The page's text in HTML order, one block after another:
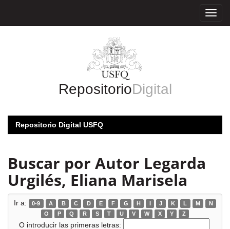
RepositorioDigital
Repositorio Digital USFQ
Buscar por Autor Legarda
Urgilés, Eliana Marisela
Ir a: 0-9 A B C D E F G H I J K L M
N
O
P Q R S T U V W X Y Z
O introducir las primeras letras: